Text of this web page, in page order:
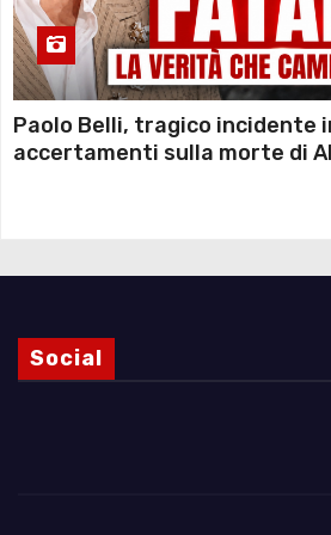
Paolo Belli, tragico incidente
accertamenti sulla morte di
Social